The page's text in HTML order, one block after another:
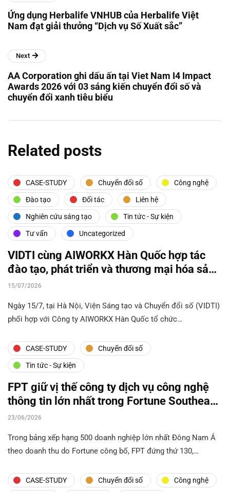
Ứng dụng Herbalife VNHUB của Herbalife Việt
Nam đạt giải thưởng “Dịch vụ Số Xuất sắc”
Next
AA Corporation ghi dấu ấn tại Viet Nam I4 Impact
Awards 2026 với 03 sáng kiến chuyển đổi số và
chuyển đổi xanh tiêu biểu
Related posts
CASE-STUDY Chuyển đổi số Công nghệ
Đào tạo Đối tác Liên hệ
Nghiên cứu sáng tạo Tin tức - Sự kiện
Tư vấn Uncategorized
VIDTI cùng AIWORKX Hàn Quốc hợp tác
đào tạo, phát triển và thương mại hóa sản
phẩm AI
15/07/2026
Ngày 15/7, tại Hà Nội, Viện Sáng tạo và Chuyển đổi số (VIDTI)
phối hợp với Công ty AIWORKX Hàn Quốc tổ chức…
CASE-STUDY Chuyển đổi số
Tin tức - Sự kiện
FPT giữ vị thế công ty dịch vụ công nghệ
thông tin lớn nhất trong Fortune Southeast
Asia 500
23/06/2026
Trong bảng xếp hạng 500 doanh nghiệp lớn nhất Đông Nam Á
theo doanh thu do Fortune công bố, FPT đứng thứ 130,…
CASE-STUDY Chuyển đổi số Công nghệ